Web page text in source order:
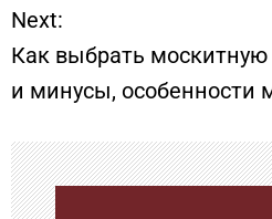
в
и
г
а
Next:
Как выбрать
и минусы, особенности